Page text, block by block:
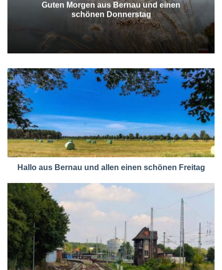
Guten Morgen aus Bernau und einen
schönen Donnerstag
Hallo aus Bernau und allen einen schönen Freitag